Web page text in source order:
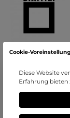
Cookie-
Diese Website
Erfahrung bieten